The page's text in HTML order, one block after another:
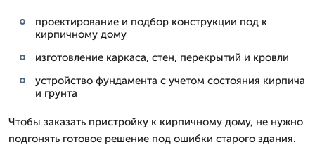
проектирование и подбор конструкции под к
кирпичному дому
изготовление каркаса, стен, перекрытий и кровли
устройство фундамента с учетом состояния кирпича
и грунта
Чтобы заказать пристройку к кирпичному дому, не нужно
подгонять готовое решение под ошибки старого здания.